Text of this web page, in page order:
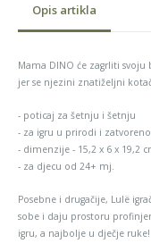
Opis artikla
Mama DINO će zagrliti
jer se njezini znatiželjni
- poticaj za šetnju i šetnju
- za igru ​​u prirodi i
- dimenzije - 15,2 x 6 x 19,2
- za djecu od 24+ mj.
Posebne i drugačije, Lulë
sobe i daju prostoru
igru, a najbolje u dječje ruke!